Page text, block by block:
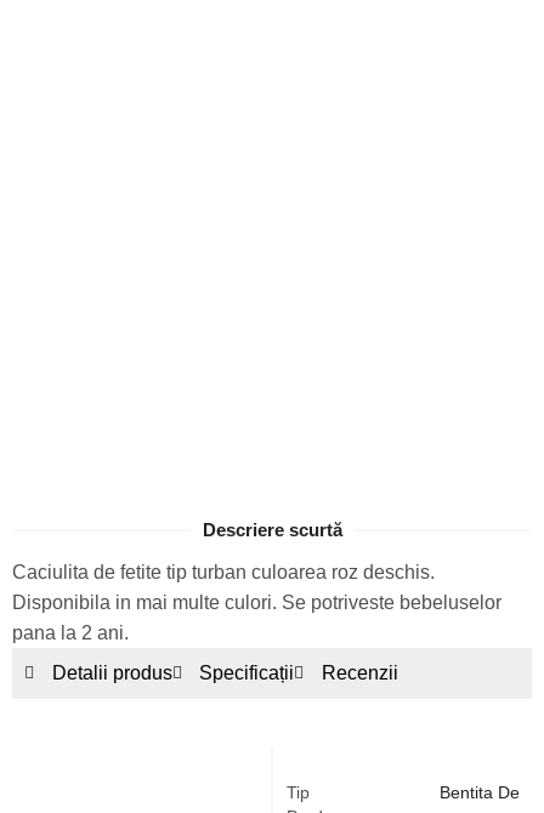
Descriere scurtă
Caciulita de fetite tip turban culoarea roz deschis.
Disponibila in mai multe culori. Se potriveste bebeluselor
pana la 2 ani.
Detalii produs
Specificații Recenzii
Tip
Bentita De